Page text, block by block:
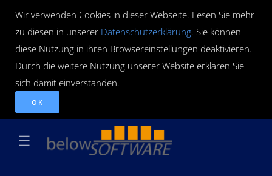
Wir verwenden Cookies in dieser Webseite. Lesen Sie mehr
zu diesen in unserer Datenschutzerklärung. Sie können
diese Nutzung in ihren Browsereinstellungen deaktivieren.
Durch die weitere Nutzung unserer Website erklären Sie
sich damit einverstanden.
OK
☰